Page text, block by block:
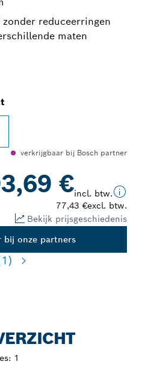
reduceerringen
maten
verkrijgbaar bij Bosch partner
€incl. btw.
77,43 €excl. btw.
Bekijk prijsgeschiedenis
bij onze partners
1